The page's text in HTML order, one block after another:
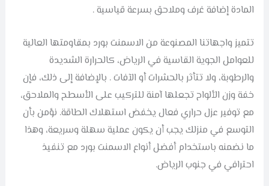
المادة إضافة غرف وملاحق بسرعة قياسية .
تتميز واجهاتنا المصنوعة من الاسمنت بورد بمقاومتها العالية
للعوامل الجوية القاسية في الرياض، كالحرارة الشديدة
والرطوبة، ولا تتأثر بالحشرات أو الآفات . بالإضافة إلى ذلك، فإن
خفة وزن الألواح تجعلها آمنة للتركيب على الأسطح والملاحق،
مع توفير عزل حراري فعال يخفض استهلاك الطاقة. نؤمن بأن
التوسع في منزلك يجب أن يكون عملية سهلة وسريعة، وهذا
ما نضمنه باستخدام أفضل أنواع الاسمنت بورد مع تنفيذ
احترافي في جنوب الرياض.